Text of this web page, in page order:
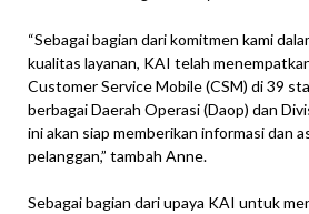
“Sebagai bagian dari komitmen kami
kualitas layanan, KAI telah
Customer Service Mobile (CSM) di 39
berbagai Daerah Operasi (Daop) dan
ini akan siap memberikan informasi dan
pelanggan,” tambah Anne.
Sebagai bagian dari upaya KAI untuk